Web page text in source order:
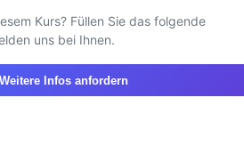
Kurs? Füllen Sie das folgende
uns bei Ihnen.
Weitere Infos anfordern